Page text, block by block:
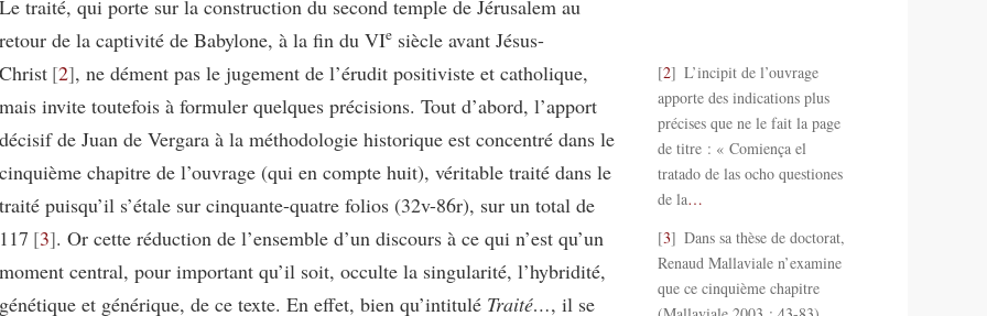
Le traité, qui porte sur la construction du second temple de Jérusalem au
retour de la captivité de Babylone, à la fin du VIe siècle avant Jésus-
Christ 2 , ne dément pas le jugement de l’érudit positiviste et catholique,
mais invite toutefois à formuler quelques précisions. Tout d’abord, l’apport
décisif de Juan de Vergara à la méthodologie historique est concentré dans le
cinquième chapitre de l’ouvrage (qui en compte huit), véritable traité dans le
traité puisqu’il s’étale sur cinquante-quatre folios (32v-86r), sur un total de
117 3 . Or cette réduction de l’ensemble d’un discours à ce qui n’est qu’un
moment central, pour important qu’il soit, occulte la singularité, l’hybridité,
génétique et générique, de ce texte. En effet, bien qu’intitulé Traité…, il se
2
L’incipit de l’ouvrage
apporte des indications plus
précises que ne le fait la page
de titre : « Comiença el
tratado de las ocho questiones
de la…
3
Dans sa thèse de doctorat,
Renaud Mallaviale n’examine
que ce cinquième chapitre